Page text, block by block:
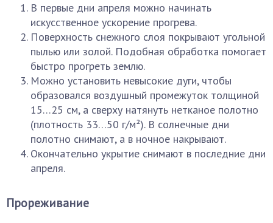
В первые дни апреля можно начинать
искусственное ускорение прогрева.
Поверхность снежного слоя покрывают угольной
пылью или золой. Подобная обработка помогает
быстро прогреть землю.
Можно установить невысокие дуги, чтобы
образовался воздушный промежуток толщиной
15…25 см, а сверху натянуть нетканое полотно
(плотность 33…50 г/м²). В солнечные дни
полотно снимают, а в ночное накрывают.
Окончательно укрытие снимают в последние дни
апреля.
Прореживание